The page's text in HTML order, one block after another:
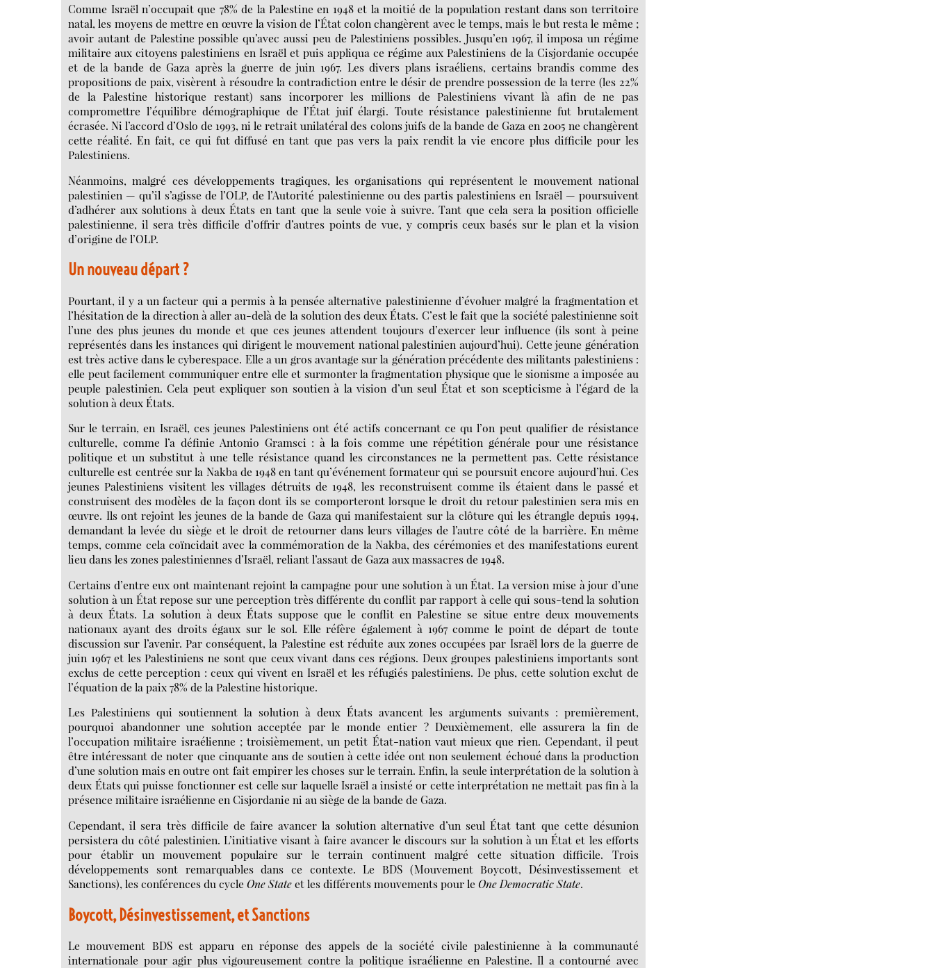
Comme Israël n’occupait que 78% de la Palestine en 1948 et la moitié de la population restant dans son territoire
natal, les moyens de mettre en œuvre la vision de l’État colon changèrent avec le temps, mais le but resta le même ;
avoir autant de Palestine possible qu’avec aussi peu de Palestiniens possibles. Jusqu’en 1967, il imposa un régime
militaire aux citoyens palestiniens en Israël et puis appliqua ce régime aux Palestiniens de la Cisjordanie occupée
et de la bande de Gaza après la guerre de juin 1967. Les divers plans israéliens, certains brandis comme des
propositions de paix, visèrent à résoudre la contradiction entre le désir de prendre possession de la terre (les 22%
de la Palestine historique restant) sans incorporer les millions de Palestiniens vivant là afin de ne pas
compromettre l’équilibre démographique de l’État juif élargi. Toute résistance palestinienne fut brutalement
écrasée. Ni l’accord d’Oslo de 1993, ni le retrait unilatéral des colons juifs de la bande de Gaza en 2005 ne changèrent
cette réalité. En fait, ce qui fut diffusé en tant que pas vers la paix rendit la vie encore plus difficile pour les
Palestiniens.
Néanmoins, malgré ces développements tragiques, les organisations qui représentent le mouvement national
palestinien — qu’il s’agisse de l’OLP, de l’Autorité palestinienne ou des partis palestiniens en Israël — poursuivent
d’adhérer aux solutions à deux États en tant que la seule voie à suivre. Tant que cela sera la position officielle
palestinienne, il sera très difficile d’offrir d’autres points de vue, y compris ceux basés sur le plan et la vision
d’origine de l’OLP.
Un nouveau départ ?
Pourtant, il y a un facteur qui a permis à la pensée alternative palestinienne d’évoluer malgré la fragmentation et
l’hésitation de la direction à aller au-delà de la solution des deux États. C’est le fait que la société palestinienne soit
l’une des plus jeunes du monde et que ces jeunes attendent toujours d’exercer leur influence (ils sont à peine
représentés dans les instances qui dirigent le mouvement national palestinien aujourd’hui). Cette jeune génération
est très active dans le cyberespace. Elle a un gros avantage sur la génération précédente des militants palestiniens :
elle peut facilement communiquer entre elle et surmonter la fragmentation physique que le sionisme a imposée au
peuple palestinien. Cela peut expliquer son soutien à la vision d’un seul État et son scepticisme à l’égard de la
solution à deux États.
Sur le terrain, en Israël, ces jeunes Palestiniens ont été actifs concernant ce qu l’on peut qualifier de résistance
culturelle, comme l’a définie Antonio Gramsci : à la fois comme une répétition générale pour une résistance
politique et un substitut à une telle résistance quand les circonstances ne la permettent pas. Cette résistance
culturelle est centrée sur la Nakba de 1948 en tant qu’événement formateur qui se poursuit encore aujourd’hui. Ces
jeunes Palestiniens visitent les villages détruits de 1948, les reconstruisent comme ils étaient dans le passé et
construisent des modèles de la façon dont ils se comporteront lorsque le droit du retour palestinien sera mis en
œuvre. Ils ont rejoint les jeunes de la bande de Gaza qui manifestaient sur la clôture qui les étrangle depuis 1994,
demandant la levée du siège et le droit de retourner dans leurs villages de l’autre côté de la barrière. En même
temps, comme cela coïncidait avec la commémoration de la Nakba, des cérémonies et des manifestations eurent
lieu dans les zones palestiniennes d’Israël, reliant l’assaut de Gaza aux massacres de 1948.
Certains d’entre eux ont maintenant rejoint la campagne pour une solution à un État. La version mise à jour d’une
solution à un État repose sur une perception très différente du conflit par rapport à celle qui sous-tend la solution
à deux États. La solution à deux États suppose que le conflit en Palestine se situe entre deux mouvements
nationaux ayant des droits égaux sur le sol. Elle réfère également à 1967 comme le point de départ de toute
discussion sur l’avenir. Par conséquent, la Palestine est réduite aux zones occupées par Israël lors de la guerre de
juin 1967 et les Palestiniens ne sont que ceux vivant dans ces régions. Deux groupes palestiniens importants sont
exclus de cette perception : ceux qui vivent en Israël et les réfugiés palestiniens. De plus, cette solution exclut de
l’équation de la paix 78% de la Palestine historique.
Les Palestiniens qui soutiennent la solution à deux États avancent les arguments suivants : premièrement,
pourquoi abandonner une solution acceptée par le monde entier ? Deuxièmement, elle assurera la fin de
l’occupation militaire israélienne ; troisièmement, un petit État-nation vaut mieux que rien. Cependant, il peut
être intéressant de noter que cinquante ans de soutien à cette idée ont non seulement échoué dans la production
d’une solution mais en outre ont fait empirer les choses sur le terrain. Enfin, la seule interprétation de la solution à
deux États qui puisse fonctionner est celle sur laquelle Israël a insisté or cette interprétation ne mettait pas fin à la
présence militaire israélienne en Cisjordanie ni au siège de la bande de Gaza.
Cependant, il sera très difficile de faire avancer la solution alternative d’un seul État tant que cette désunion
persistera du côté palestinien. L’initiative visant à faire avancer le discours sur la solution à un État et les efforts
pour établir un mouvement populaire sur le terrain continuent malgré cette situation difficile. Trois
développements sont remarquables dans ce contexte. Le BDS (Mouvement Boycott, Désinvestissement et
Sanctions), les conférences du cycle One Stateet les différents mouvements pour le One Democratic State.
Boycott, Désinvestissement, et Sanctions
Le mouvement BDS est apparu en réponse des appels de la société civile palestinienne à la communauté
internationale pour agir plus vigoureusement contre la politique israélienne en Palestine. Il a contourné avec